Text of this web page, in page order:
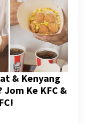
& Kenyang
Ke KFC &